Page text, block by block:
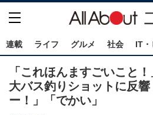
連載 ライフ グルメ 社会 IT・
「これほんますごいこと
大バス釣りショットに反
ー！」「でかい」